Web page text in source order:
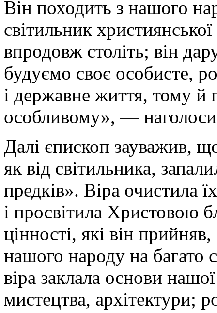
Він походить з нашого
світильник
впродовж століть; він
будуємо своє особисте,
і державне життя, тому
особливому», —
Далі єпископ зауважив,
як від світильника,
предків». Віра очистила
і просвітила Христовою
цінності, які він
нашого народу на багато
віра заклала основи
мистецтва, архітектури;